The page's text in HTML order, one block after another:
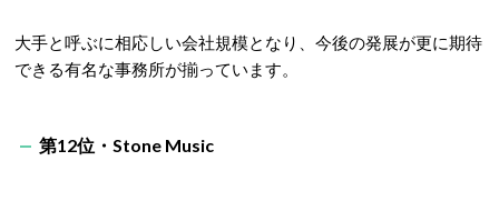
大手と呼ぶに相応しい会社規模となり、今後の発展が更に期待
できる有名な事務所が揃っています。
第12位・Stone Music